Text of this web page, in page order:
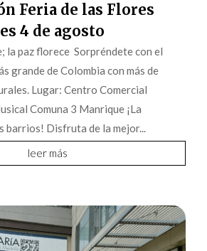
Feria de las Flores
4 de agosto
la paz florece Sorpréndete con el
grande de Colombia con más de
Lugar: Centro Comercial
Comuna 3 Manrique ¡La
barrios! Disfruta de la mejor...
leer más